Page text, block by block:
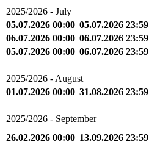
2025/2026 - July
05.07.2026 00:00 05.07.2026 23:59
06.07.2026 00:00 06.07.2026 23:59
05.07.2026 00:00 06.07.2026 23:59
2025/2026 - August
01.07.2026 00:00 31.08.2026 23:59
2025/2026 - September
26.02.2026 00:00 13.09.2026 23:59